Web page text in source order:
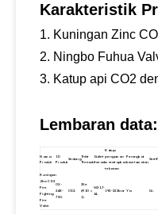
Karakteristik
1. Kuningan Zinc
2. Ningbo Fuhua
3. Katup api CO2
Lembaran data:
Nama
Produk
ID
Produk
Sedang
Thlet
Thread.
Outlet
thread.
Katup
pengaman
menetapkan
tekanan
Perangkat
keselamatan.
Kuningan
Zinc CO2
Fire
Fighting
Fire
Valve
02-
248-
750.
CO2.
25e
(M10 ×
1)
W21.7-
14.
192-222bar Ya Ce.